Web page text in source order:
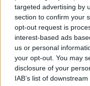
targeted advertising by
section to confirm your
opt-out request is
interest-based ads
us or personal
your opt-out. You may
disclosure of your
IAB’s list of
# ATLÉTIKAI